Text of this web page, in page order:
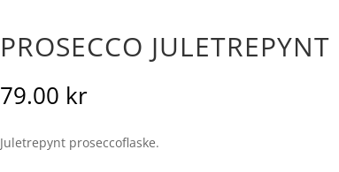
PROSECCO JULETREPYNT
79.00 kr
Juletrepynt proseccoflaske.